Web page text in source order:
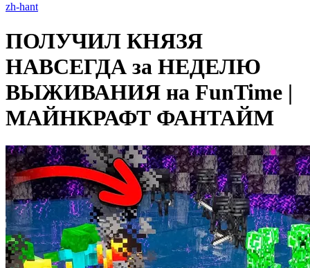
zh-hant
ПОЛУЧИЛ КНЯЗЯ
НАВСЕГДА за НЕДЕЛЮ
ВЫЖИВАНИЯ на FunTime |
МАЙНКРАФТ ФАНТАЙМ